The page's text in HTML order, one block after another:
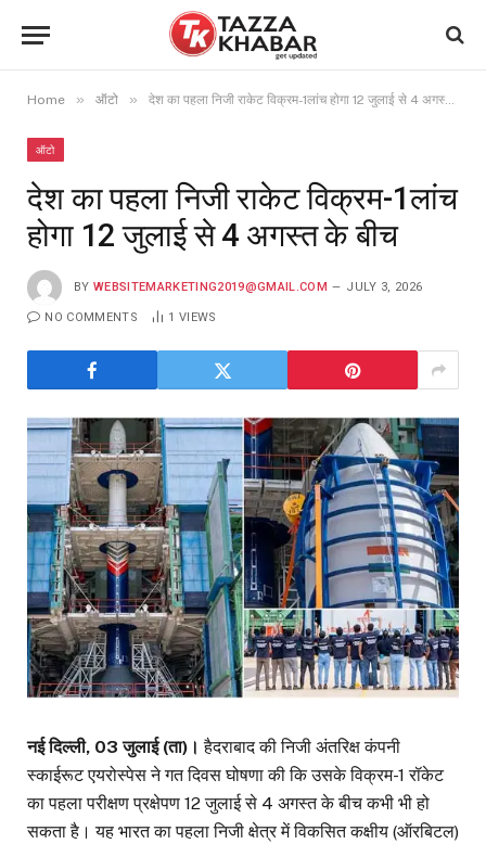
Home » ऑटो » देश का पहला निजी राकेट विक्रम-1लांच होगा 12 जुलाई से 4 अगस्त के बीच
ऑटो
देश का पहला निजी राकेट विक्रम-1लांच
होगा 12 जुलाई से 4 अगस्त के बीच
BY WEBSITEMARKETING2019@GMAIL.COM JULY 3, 2026
NO COMMENTS 1 VIEWS
नई दिल्ली, 03 जुलाई (ता)। हैदराबाद की निजी अंतरिक्ष कंपनी
स्काईरूट एयरोस्पेस ने गत दिवस घोषणा की कि उसके विक्रम-1 रॉकेट
का पहला परीक्षण प्रक्षेपण 12 जुलाई से 4 अगस्त के बीच कभी भी हो
सकता है। यह भारत का पहला निजी क्षेत्र में विकसित कक्षीय (ऑरबिटल)